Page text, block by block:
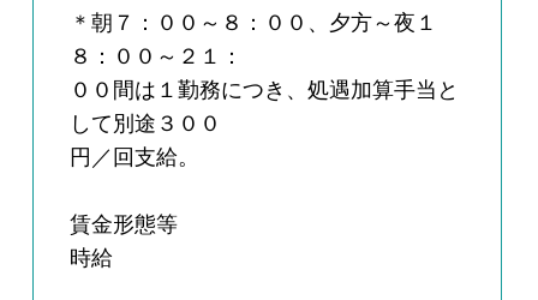
＊朝７：００～８：００、夕方～夜１
８：００～２１：
００間は１勤務につき、処遇加算手当と
して別途３００
円／回支給。
賃金形態等
時給